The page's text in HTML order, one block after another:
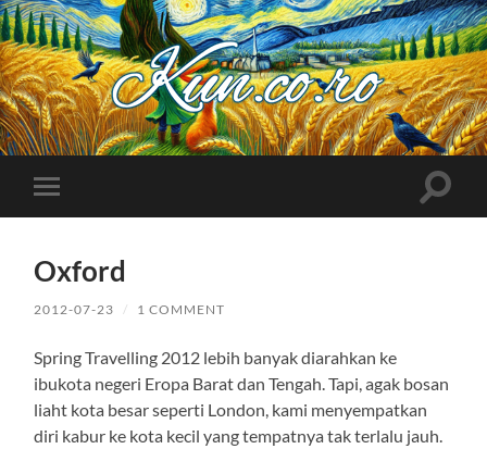
Kuncoro++
Toggle
mobile
Toggle
Oxford
2012-07-23 / 1 COMMENT
Spring Travelling 2012 lebih banyak diarahkan ke
ibukota negeri Eropa Barat dan Tengah. Tapi, agak bosan
liaht kota besar seperti London, kami menyempatkan
diri kabur ke kota kecil yang tempatnya tak terlalu jauh.